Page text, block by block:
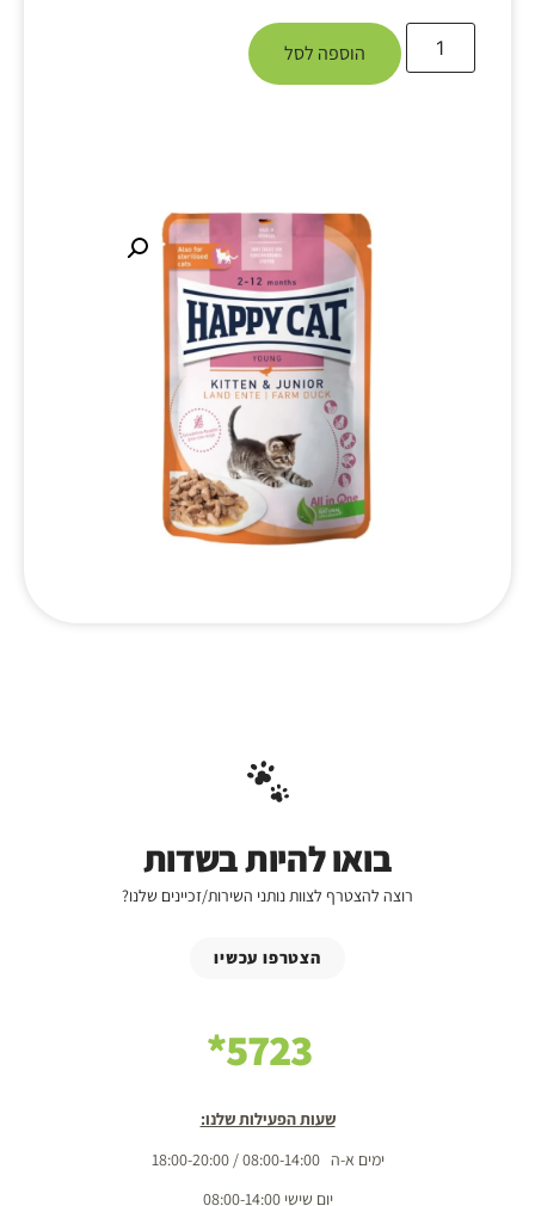
הוספה לסל
בואו להיות בשדות
רוצה להצטרף לצוות נותני השירות/זכיינים שלנו?
הצטרפו עכשיו
5723*
שעות הפעילות שלנו:
ימים א-ה 08:00-14:00 / 18:00-20:00
יום שישי 08:00-14:00